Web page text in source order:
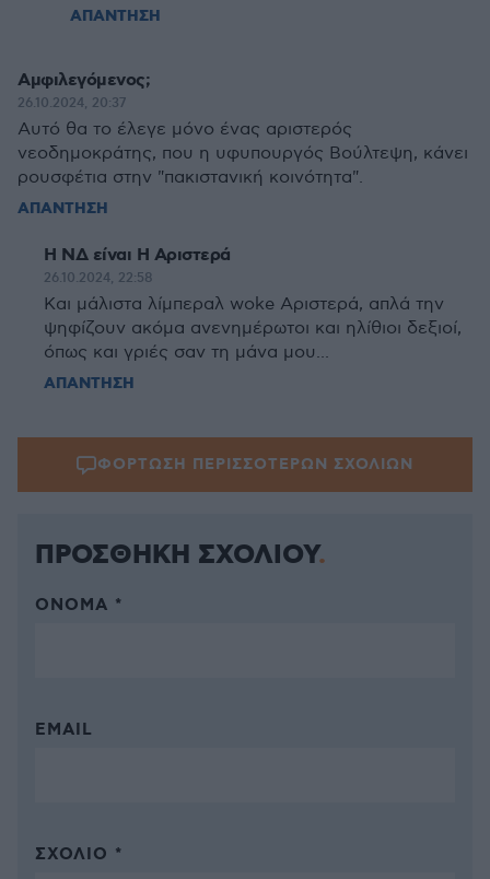
ΑΠΑΝΤΗΣΗ
Αμφιλεγόμενος;
26.10.2024, 20:37
Αυτό θα το έλεγε μόνο ένας αριστερός
νεοδημοκράτης, που η υφυπουργός Βούλτεψη, κάνει
ρουσφέτια στην "πακιστανική κοινότητα".
ΑΠΑΝΤΗΣΗ
Η ΝΔ είναι Η Αριστερά
26.10.2024, 22:58
Και μάλιστα λίμπεραλ woke Αριστερά, απλά την
ψηφίζουν ακόμα ανενημέρωτοι και ηλίθιοι δεξιοί,
όπως και γριές σαν τη μάνα μου...
ΑΠΑΝΤΗΣΗ
ΦΟΡΤΩΣΗ ΠΕΡΙΣΣΟΤΕΡΩΝ ΣΧΟΛΙΩΝ
ΠΡΟΣΘΗΚΗ ΣΧΟΛΙΟΥ
ΌΝΟΜΑ *
EMAIL
ΣΧΌΛΙΟ *